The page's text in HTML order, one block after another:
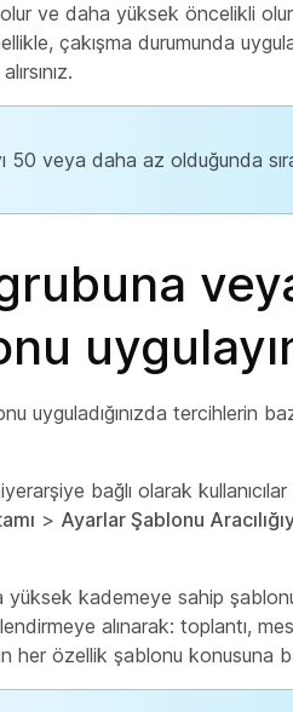
ve daha yüksek öncelikli
çakışma durumunda
50 veya daha az olduğunda
uyguladığınızda tercihlerin
bağlı olarak kullanıcılar
> Ayarlar Şablonu
yüksek kademeye sahip
alınarak: toplantı,
her özellik şablonu konusuna